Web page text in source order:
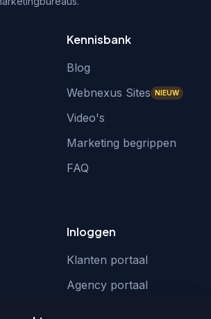
Kennisbank
Blog
Webnexus Sites NIEUW
Video's
Marketing begrippen
FAQ
Inloggen
Klanten portaal
Agency portaal